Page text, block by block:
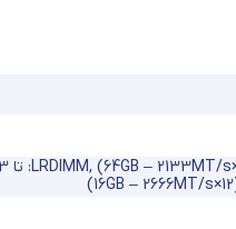
,LRDIMM: تا 3 ترابایت (24×128GB – 2133MT/s)